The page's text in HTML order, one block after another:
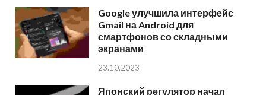
Google улучшила интерфейс
Gmail на Android для
смартфонов со складными
экранами
23.10.2023
Японский регулятор начал